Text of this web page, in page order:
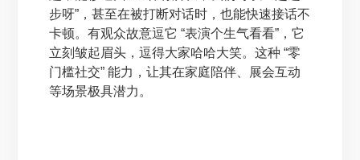
步呀”，甚至在被打断对话时，也能快速接话不
卡顿。有观众故意逗它 “表演个生气看看”，它
立刻皱起眉头，逗得大家哈哈大笑。这种 “零
门槛社交” 能力，让其在家庭陪伴、展会互动
等场景极具潜力。